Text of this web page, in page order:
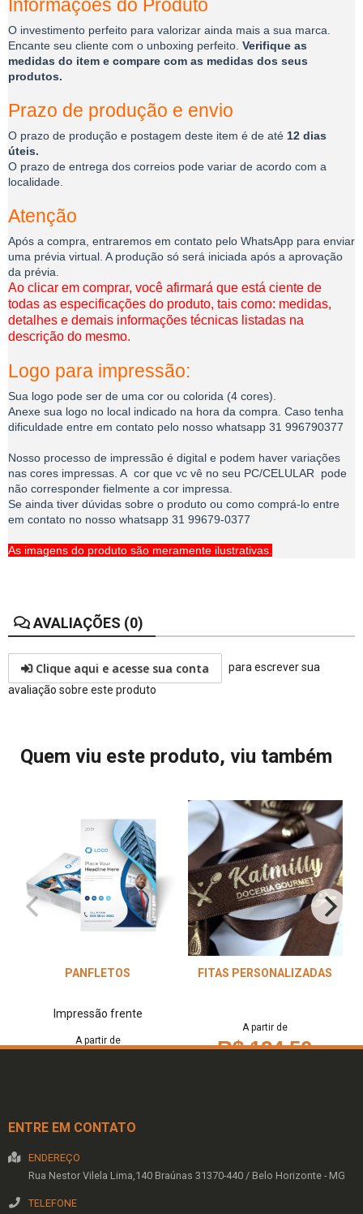
Informações do Produto
O investimento perfeito para valorizar ainda mais a sua marca.
Encante seu cliente com o unboxing perfeito. Verifique as
medidas do item e compare com as medidas dos seus
produtos.
Prazo de produção e envio
O prazo de produção e postagem deste item é de até 12 dias
úteis.
O prazo de entrega dos correios pode variar de acordo com a
localidade.
Atenção
Após a compra, entraremos em contato pelo WhatsApp para enviar
uma prévia virtual. A produção só será iniciada após a aprovação
da prévia.
Ao clicar em comprar, você afirmará que está ciente de
todas as especificações do produto, tais como: medidas,
detalhes e demais informações técnicas listadas na
descrição do mesmo.
Logo para impressão:
Sua logo pode ser de uma cor ou colorida (4 cores).
Anexe sua logo no local indicado na hora da compra. Caso tenha
dificuldade entre em contato pelo nosso whatsapp 31 996790377
Nosso processo de impressão é digital e podem haver variações
nas cores impressas. A cor que vc vê no seu PC/CELULAR pode
não corresponder fielmente a cor impressa.
Se ainda tiver dúvidas sobre o produto ou como comprá-lo entre
em contato no nosso whatsapp 31 99679-0377
As imagens do produto são meramente ilustrativas.
AVALIAÇÕES (0)
Clique aqui e acesse sua conta
para escrever sua
avaliação sobre este produto
Quem viu este produto, viu também
PANFLETOS
Impressão frente
A partir de
FITAS PERSONALIZADAS
A partir de
R$ 124,50
ENTRE EM CONTATO
ENDEREÇO
Rua Nestor Vilela Lima,140 Braúnas 31370-440 / Belo Horizonte - MG
TELEFONE